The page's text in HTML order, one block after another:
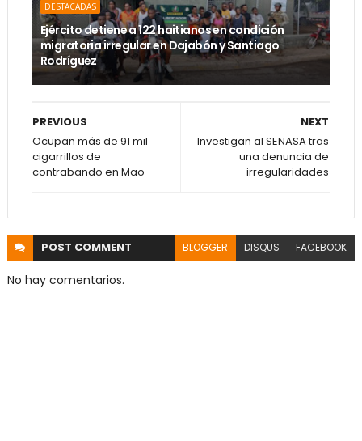
DESTACADAS
Ejército detiene a 122 haitianos en condición
migratoria irregular en Dajabón y Santiago
Rodríguez
NEXT
Investigan al SENASA tras
una denuncia de
irregularidades
PREVIOUS
Ocupan más de 91 mil
cigarrillos de
contrabando en Mao
POST COMMENT BLOGGER DISQUS FACEBOOK
No hay comentarios.